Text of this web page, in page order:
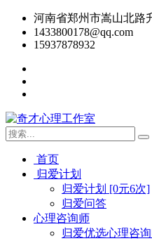
河南省郑州市嵩山北路
1433800178@qq.com
15937878932
首页
归爱计划
归爱计划 [0元6次]
归爱问答
心理咨询师
归爱优选心理咨